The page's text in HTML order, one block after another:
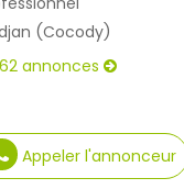
(Cocody)
annonces
Appeler l'annonceur